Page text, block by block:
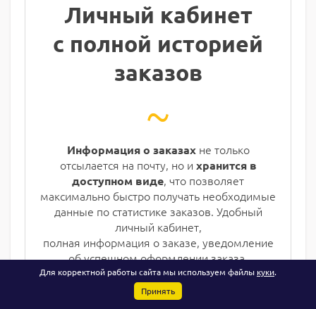
Личный кабинет
с полной историей
заказов
~
Информация о заказахне только
отсылается на почту, но и хранится в
доступном виде, что позволяет
максимально быстро получать необходимые
данные по статистике заказов. Удобный
личный кабинет,
полная информация о заказе, уведомление
об успешном оформлении заказа.
Для корректной работы сайта мы используем файлы куки.
Принять